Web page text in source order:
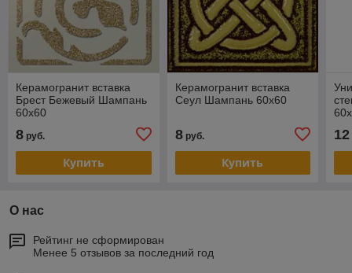
Керамогранит вставка
Брест Бежевый Шампань
60х60
8 руб.
Купить
Керамогранит вставка
Сеул Шампань 60х60
8руб.
Купить
12
О нас
Рейтинг не сформирован
Менее 5 отзывов за последний год